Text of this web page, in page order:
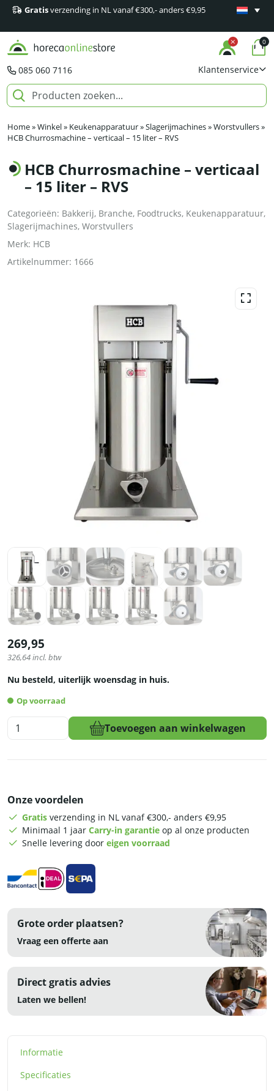
Gratisverzending in NL vanaf €300,- anders €9,95
Minimaal
085 060 7116 Klantenservice
0
Home»Winkel» Keukenapparatuur»Slagerijmachines»Worstvullers»
HCB Churrosmachine – verticaal – 15 liter – RVS
HCB Churrosmachine – verticaal
– 15 liter – RVS
Categorieën: Bakkerij, Branche, Foodtrucks, Keukenapparatuur,
Slagerijmachines, Worstvullers
Merk: HCB
Artikelnummer: 1666
269,95
326,64incl. btw
Nu besteld, uiterlijk woensdag in huis.
Op voorraad
HCB
Churrosmachine
liter
RVS
aantal
Toevoegen aan winkelwagen
Onze voordelen
Gratis verzending in NL vanaf €300,- anders €9,95
Minimaal 1 jaar Carry-in garantie op al onze producten
Snelle levering door eigen voorraad
Grote order plaatsen?
Vraag een offerte aan
Direct gratis advies
Laten we bellen!
Informatie
Specificaties